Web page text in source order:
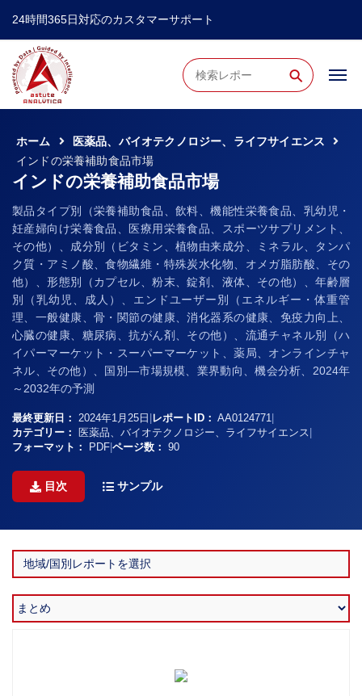
24時間365日対応のカスタマーサポート
⚲
ホーム
医薬品、バイオテクノロジー、ライフサイエンス
インドの栄養補助食品市場
インドの栄養補助食品市場
製品タイプ別（栄養補助食品、飲料、機能性栄養食品、乳幼児・
妊産婦向け栄養食品、医療用栄養食品、スポーツサプリメント、
その他）、成分別（ビタミン、植物由来成分、ミネラル、タンパ
ク質・アミノ酸、食物繊維・特殊炭水化物、オメガ脂肪酸、その
他）、形態別（カプセル、粉末、錠剤、液体、その他）、年齢層
別（乳幼児、成人）、エンドユーザー別（エネルギー・体重管
理、一般健康、骨・関節の健康、消化器系の健康、免疫力向上、
心臓の健康、糖尿病、抗がん剤、その他）、流通チャネル別（ハ
イパーマーケット・スーパーマーケット、薬局、オンラインチャ
ネル、その他）、国別―市場規模、業界動向、機会分析、2024年
～2032年の予測
最終更新日： 2024年1月25日 レポートID： AA0124771
カテゴリー：
医薬品、バイオテクノロジー、ライフサイエンス
フォーマット：
PDF ページ数： 90
目次 サンプル